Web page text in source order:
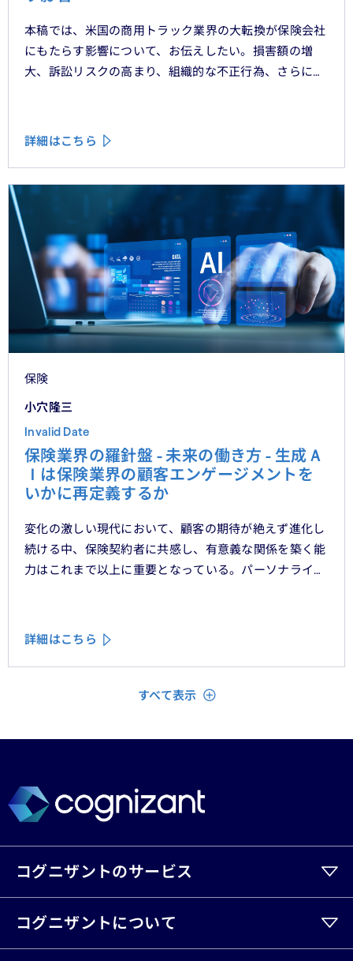
本稿では、米国の商用トラック業界の大転換が保険会社
にもたらす影響について、お伝えしたい。損害額の増
大、訴訟リスクの高まり、組織的な不正行為、さらには
詳細はこちら
保険
小穴隆三
Invalid Date
保険業界の羅針盤 - 未来の働き方 - 生成Ａ
Ｉは保険業界の顧客エンゲージメントを
いかに再定義するか
変化の激しい現代において、顧客の期待が絶えず進化し
続ける中、保険契約者に共感し、有意義な関係を築く能
力はこれまで以上に重要となっている。パーソナライ
いる」「理解されている」と顧客に感じてもらうため
詳細はこちら
すべて表示 閉じる
コグニザントのサービス
コグニザントについて